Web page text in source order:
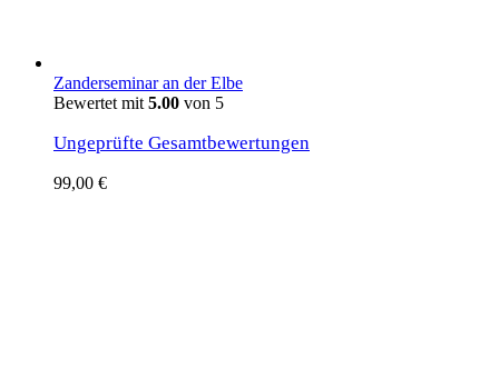
Zanderseminar an der Elbe
Bewertet mit 5.00 von 5
Ungeprüfte Gesamtbewertungen
99,00 €